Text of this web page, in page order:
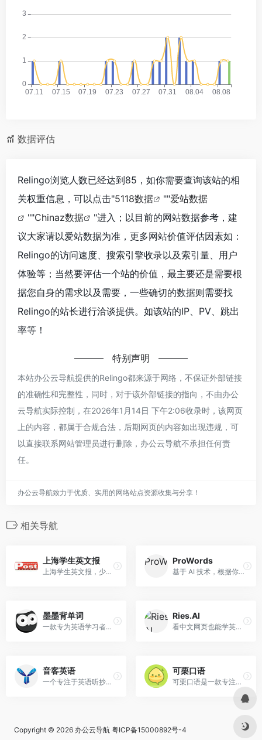
数据评估
Relingo浏览人数已经达到85，如你需要查询该站的相
关权重信息，可以点击"5118数据 ""爱站数据
""Chinaz数据
"进入；以目前的网站数据参考，建
议大家请以爱站数据为准，更多网站价值评估因素如：
Relingo的访问速度、搜索引擎收录以及索引量、用户
体验等；当然要评估一个站的价值，最主要还是需要根
据您自身的需求以及需要，一些确切的数据则需要找
Relingo的站长进行洽谈提供。如该站的IP、PV、跳出
率等！
特别声明
本站办公云导航提供的Relingo都来源于网络，不保证外部链接
的准确性和完整性，同时，对于该外部链接的指向，不由办公
云导航实际控制，在2026年1月14日 下午2:06收录时，该网页
上的内容，都属于合规合法，后期网页的内容如出现违规，可
以直接联系网站管理员进行删除，办公云导航不承担任何责
任。
办公云导航致力于优质、实用的网络站点资源收集与分享！
相关导航
上海学生英文报
上海学生英文报，少儿版，初中版，高中版电子版电子书在线阅读
ProWords
基于 AI 技术，根据你的职业背景生成贴合实际工作场景的英语例句，让记忆单词更有效、更有意义
墨墨背单词
一款专为英语学习者设计的单词记忆软件，提供高效、系统的学习方式。支持离线学习，无需网络即可随时随地背单词，包含海量词汇，覆盖各阶段和领域，定期更新词汇库。
Ries.AI
看中文网页也能学英语单词？职场人的英语学习神器。一点也不降低工作效率，AI根据个性化语言图谱智能植入高频词汇，让你的每一次网页浏览都在持续积累
音客英语
一个专注于英语听抄训练的学习平台，致力于解决英语听抄难题
可栗口语
可栗口语是一款专注于英语口语学习的AI个性化教育平台，旨在通过尖端人工智能技术帮助用户提升英语听说读写能力。
Copyright © 2026 办公云导航 粤ICP备15000892号-4